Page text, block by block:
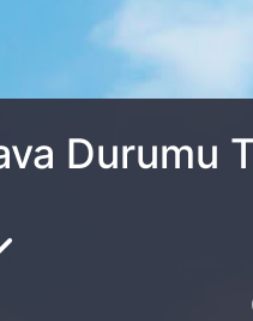
Durumu